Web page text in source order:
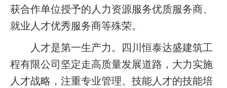
获合作单位授予的人力资源服务优质服务商、
就业人才优秀服务商等殊荣。
人才是第一生产力。四川恒泰达盛建筑工
程有限公司坚定走高质量发展道路，大力实施
人才战略，注重专业管理、技能人才的技能培